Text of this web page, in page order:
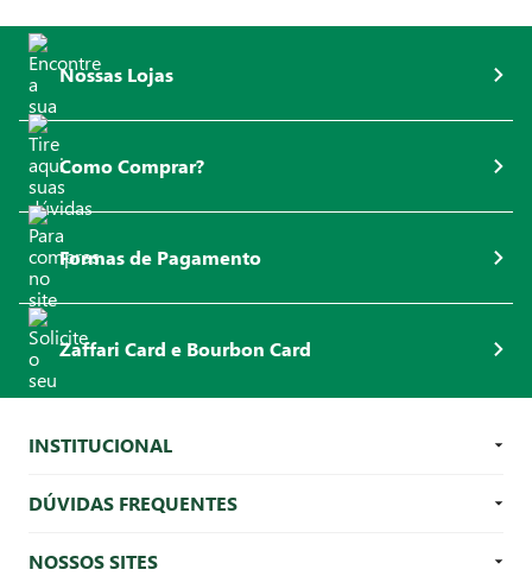
Nossas Lojas
Como Comprar?
Formas de Pagamento
Zaffari Card e Bourbon Card
INSTITUCIONAL
DÚVIDAS FREQUENTES
NOSSOS SITES